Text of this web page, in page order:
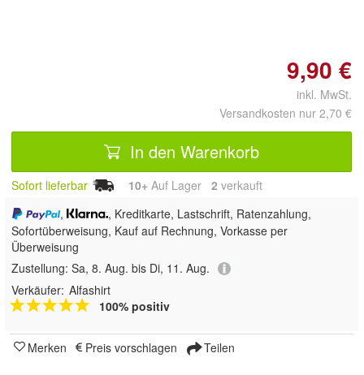
9,90 €
inkl. MwSt.
Versandkosten nur 2,70 €
In den Warenkorb
Sofort lieferbar 10+ Auf Lager 2 verkauft
,
, Kreditkarte, Lastschrift, Ratenzahlung,
Sofortüberweisung, Kauf auf Rechnung, Vorkasse per
Überweisung
Zustellung: Sa, 8. Aug. bis Di, 11. Aug.
Verkäufer: Alfashirt
100% positiv
Merken Preis vorschlagen Teilen